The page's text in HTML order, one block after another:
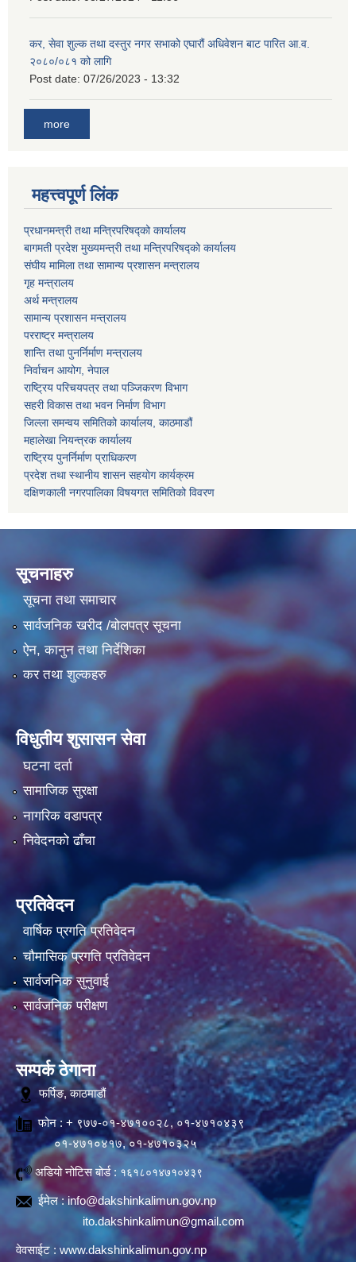
कर, सेवा शुल्क तथा दस्तुर नगर सभाको एघारौं अधिवेशन बाट पारित आ.व.
२०८०/०८१ को लागि
Post date: 07/26/2023 - 13:32
more
महत्त्वपूर्ण लिंक
प्रधानमन्त्री तथा मन्त्रिपरिषद्को कार्यालय
बागमती प्रदेश मुख्यमन्त्री तथा मन्त्रिपरिषद्को कार्यालय
संघीय मामिला तथा सामान्य प्रशासन मन्त्रालय
गृह मन्त्रालय
अर्थ मन्त्रालय
सामान्य प्रशासन मन्त्रालय
परराष्ट्र मन्त्रालय
शान्ति तथा पुनर्निर्माण मन्त्रालय
निर्वाचन आयोग, नेपाल
राष्ट्रिय परिचयपत्र तथा पञ्जिकरण विभाग
सहरी विकास तथा भवन निर्माण विभाग
जिल्ला समन्वय समितिको कार्यालय, काठमाडौं
महालेखा नियन्त्रक कार्यालय
राष्ट्रिय पुनर्निर्माण प्राधिकरण
प्रदेश तथा स्थानीय शासन सहयोग कार्यक्रम
दक्षिणकाली नगरपालिका विषयगत समितिको विवरण
सूचनाहरु
सूचना तथा समाचार
सार्वजनिक खरीद /बोलपत्र सूचना
ऐन, कानुन तथा निर्देशिका
कर तथा शुल्कहरु
विधुतीय शुसासन सेवा
घटना दर्ता
सामाजिक सुरक्षा
नागरिक वडापत्र
निवेदनको ढाँचा
प्रतिवेदन
वार्षिक प्रगति प्रतिवेदन
चौमासिक प्रगति प्रतिवेदन
सार्वजनिक सुनुवाई
सार्वजनिक परीक्षण
सम्पर्क ठेगाना
फर्पिङ, काठमाडौं
फोन : + ९७७-०१-४७१००२८, ०१-४७१०४३९
०१-४७१०४१७, ०१-४७१०३२५
अडियो नोटिस बोर्ड : १६१८०१४७१०४३९
ईमेल :info@dakshinkalimun.gov.np
ito.dakshinkalimun@gmail.com
वेवसाईट : www.dakshinkalimun.gov.np